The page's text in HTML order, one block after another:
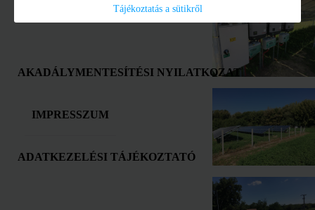
for Gantry 5.
AKADÁLYMENTESÍTÉSI NYILATKOZAT
IMPRESSZUM
ADATKEZELÉSI TÁJÉKOZTATÓ
Tájékoztatás a sütikről